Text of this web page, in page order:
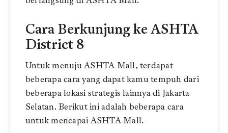
Cara Berkunjung ke ASHTA
District 8
Untuk menuju ASHTA Mall, terdapat
beberapa cara yang dapat kamu tempuh dari
beberapa lokasi strategis lainnya di Jakarta
Selatan. Berikut ini adalah beberapa cara
untuk mencapai ASHTA Mall.